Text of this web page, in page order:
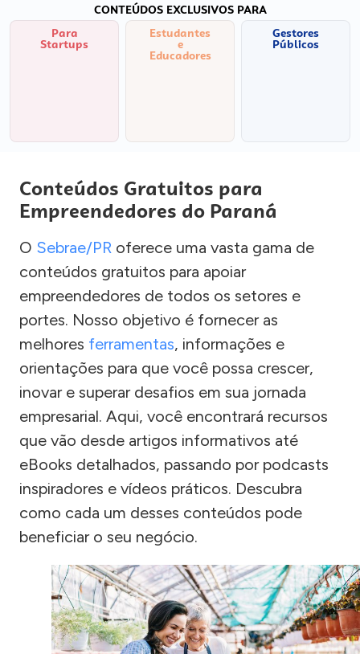
CONTEÚDOS EXCLUSIVOS PARA
Para
Startups
Estudantes
e
Educadores
Gestores
Públicos
Conteúdos Gratuitos para
Empreendedores do Paraná
O Sebrae/PR oferece uma vasta gama de
conteúdos gratuitos para apoiar
empreendedores de todos os setores e
portes. Nosso objetivo é fornecer as
melhores ferramentas, informações e
orientações para que você possa crescer,
inovar e superar desafios em sua jornada
empresarial. Aqui, você encontrará recursos
que vão desde artigos informativos até
eBooks detalhados, passando por podcasts
inspiradores e vídeos práticos. Descubra
como cada um desses conteúdos pode
beneficiar o seu negócio.